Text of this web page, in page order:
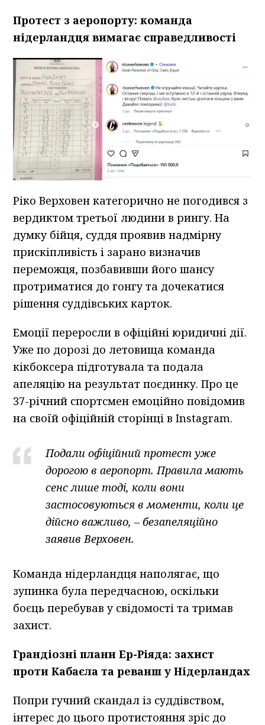
Протест з аеропорту: команда
нідерландця вимагає справедливості
Ріко Верховен категорично не погодився з
вердиктом третьої людини в рингу. На
думку бійця, суддя проявив надмірну
прискіпливість і зарано визначив
переможця, позбавивши його шансу
протриматися до гонгу та дочекатися
рішення суддівських карток.
Емоції переросли в офіційні юридичні дії.
Уже по дорозі до летовища команда
кікбоксера підготувала та подала
апеляцію на результат поєдинку. Про це
37-річний спортсмен емоційно повідомив
на своїй офіційній сторінці в Instagram.
Подали офіційний протест уже
дорогою в аеропорт. Правила мають
сенс лише тоді, коли вони
застосовуються в моменти, коли це
дійсно важливо, – безапеляційно
заявив Верховен.
Команда нідерландця наполягає, що
зупинка була передчасною, оскільки
боєць перебував у свідомості та тримав
захист.
Грандіозні плани Ер-Ріяда: захист
проти Кабаєла та реванш у Нідерландах
Попри гучний скандал із суддівством,
інтерес до цього протистояння зріс до